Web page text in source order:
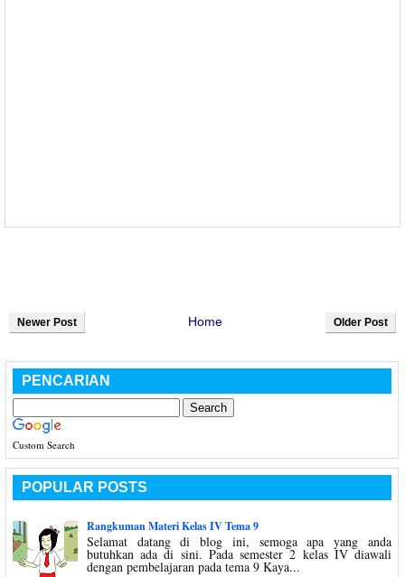
Newer Post Older Post
Home
PENCARIAN
Custom Search
POPULAR POSTS
Rangkuman Materi Kelas IV Tema 9
Selamat datang di blog ini, semoga apa yang anda
butuhkan ada di sini. Pada semester 2 kelas IV diawali
dengan pembelajaran pada tema 9 Kaya...